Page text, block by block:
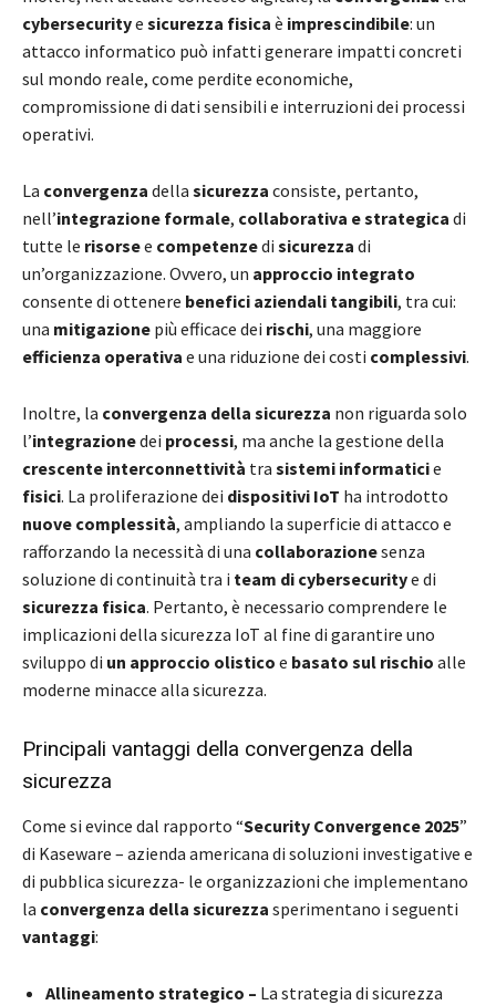
cybersecuritye sicurezza fisica è imprescindibile: un
attacco informatico può infatti generare impatti concreti
sul mondo reale, come perdite economiche,
compromissione di dati sensibili e interruzioni dei processi
operativi.
La convergenza della sicurezza consiste, pertanto,
nell’integrazione formale, collaborativa e strategica di
tutte le risorsee competenzedi sicurezza di
un’organizzazione. Ovvero, un approccio integrato
consente di ottenere benefici aziendali tangibili, tra cui:
una mitigazione più efficace dei rischi, una maggiore
efficienza operativa e una riduzione dei costi complessivi.
Inoltre, la convergenza della sicurezza non riguarda solo
l’integrazionedei processi, ma anche la gestione della
crescente interconnettività tra sistemi informaticie
fisici. La proliferazione dei dispositivi IoT ha introdotto
nuove complessità, ampliando la superficie di attacco e
rafforzando la necessità di una collaborazionesenza
soluzione di continuità tra i team di cybersecuritye di
sicurezza fisica. Pertanto, è necessario comprendere le
implicazioni della sicurezza IoT al fine di garantire uno
sviluppo di un approccio olistico e basato sul rischio alle
moderne minacce alla sicurezza.
Principali vantaggi della convergenza della
sicurezza
Come si evince dal rapporto “Security Convergence 2025”
di Kaseware – azienda americana di soluzioni investigative e
di pubblica sicurezza- le organizzazioni che implementano
la convergenza della sicurezza sperimentano i seguenti
vantaggi:
Allineamento strategico – La strategia di sicurezza